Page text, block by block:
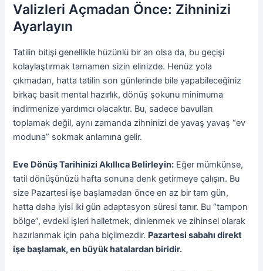
Valizleri Açmadan Önce: Zihninizi
Ayarlayın
Tatilin bitişi genellikle hüzünlü bir an olsa da, bu geçişi
kolaylaştırmak tamamen sizin elinizde. Henüz yola
çıkmadan, hatta tatilin son günlerinde bile yapabileceğiniz
birkaç basit mental hazırlık, dönüş şokunu minimuma
indirmenize yardımcı olacaktır. Bu, sadece bavulları
toplamak değil, aynı zamanda zihninizi de yavaş yavaş “ev
moduna” sokmak anlamına gelir.
Eve Dönüş Tarihinizi Akıllıca Belirleyin: Eğer mümkünse,
tatil dönüşünüzü hafta sonuna denk getirmeye çalışın. Bu
size Pazartesi işe başlamadan önce en az bir tam gün,
hatta daha iyisi iki gün adaptasyon süresi tanır. Bu “tampon
bölge”, evdeki işleri halletmek, dinlenmek ve zihinsel olarak
hazırlanmak için paha biçilmezdir. Pazartesi sabahı direkt
işe başlamak, en büyük hatalardan biridir.